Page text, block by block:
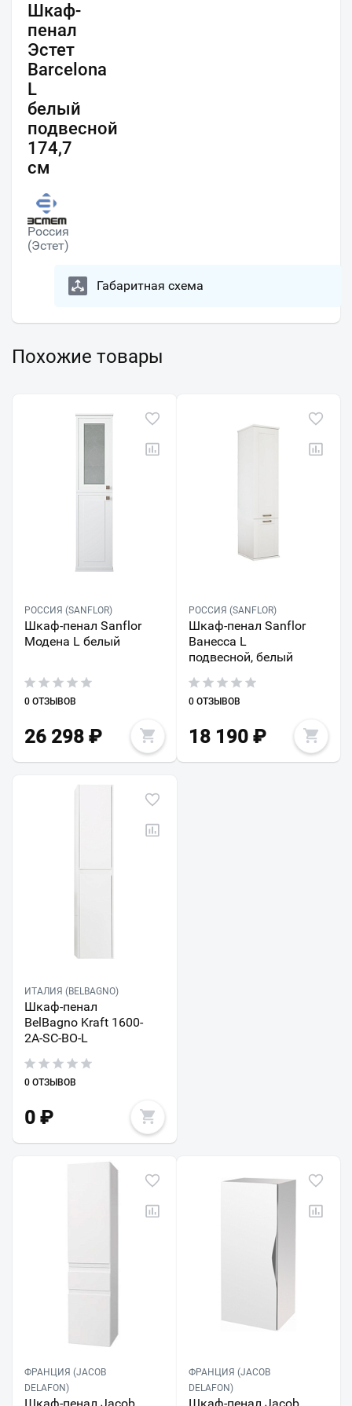
Шкаф-
пенал
Эстет
Barcelona
L
белый
подвесной
174,7
см
Россия
(Эстет)
Габаритная схема
Похожие товары
РОССИЯ (SANFLOR)
Шкаф-пенал Sanflor
Модена L белый
0 ОТЗЫВОВ
26 298 ₽
РОССИЯ (SANFLOR)
Шкаф-пенал Sanflor
Ванесса L
подвесной, белый
0 ОТЗЫВОВ
18 190₽
ИТАЛИЯ (BELBAGNO)
Шкаф-пенал
BelBagno Kraft 1600-
2A-SC-BO-L
0 ОТЗЫВОВ
0 ₽
ФРАНЦИЯ (JACOB
DELAFON)
ФРАНЦИЯ (JACOB
DELAFON)